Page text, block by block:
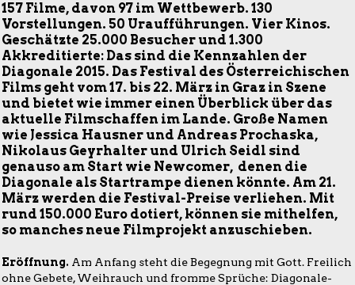
157 Filme, davon 97 im Wettbewerb. 130
Vorstellungen. 50 Uraufführungen. Vier Kinos.
Geschätzte 25.000 Besucher und 1.300
Akkreditierte: Das sind die Kennzahlen der
Diagonale 2015. Das Festival des Österreichischen
Films geht vom 17. bis 22. März in Graz in Szene
und bietet wie immer einen Überblick über das
aktuelle Filmschaffen im Lande. Große Namen
wie Jessica Hausner und Andreas Prochaska,
Nikolaus Geyrhalter und Ulrich Seidl sind
genauso am Start wie Newcomer, denen die
Diagonale als Startrampe dienen könnte. Am 21.
März werden die Festival-Preise verliehen. Mit
rund 150.000 Euro dotiert, können sie mithelfen,
so manches neue Filmprojekt anzuschieben.
Eröffnung. Am Anfang steht die Begegnung mit Gott. Freilich
ohne Gebete, Weihrauch und fromme Sprüche: Diagonale-